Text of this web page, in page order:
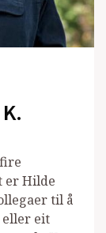
er Hilde
til å
eller eit